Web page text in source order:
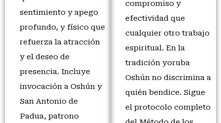
sentimiento y apego
profundo, y físico que
refuerza la atracción
y el deseo de
presencia. Incluye
invocación a Oshún y
San Antonio de
Padua, patrono
compromiso y
efectividad que
cualquier otro trabajo
espiritual. En la
tradición yoruba
Oshún no discrimina a
quién bendice. Sigue
el protocolo completo